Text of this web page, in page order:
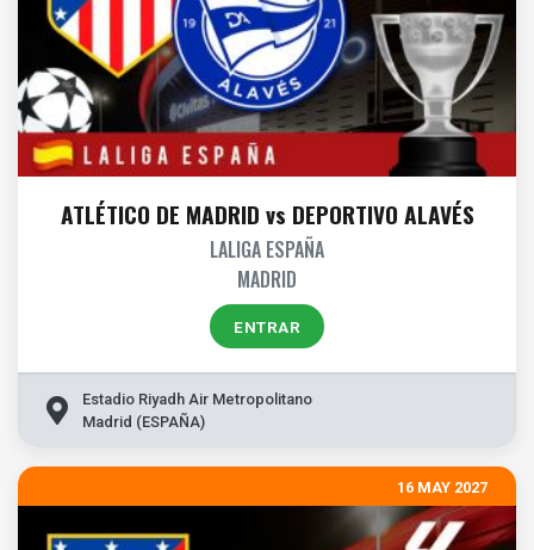
ATLÉTICO DE MADRID vs DEPORTIVO ALAVÉS
LALIGA ESPAÑA
MADRID
ENTRAR
Estadio Riyadh Air Metropolitano
Madrid (ESPAÑA)
16 MAY 2027